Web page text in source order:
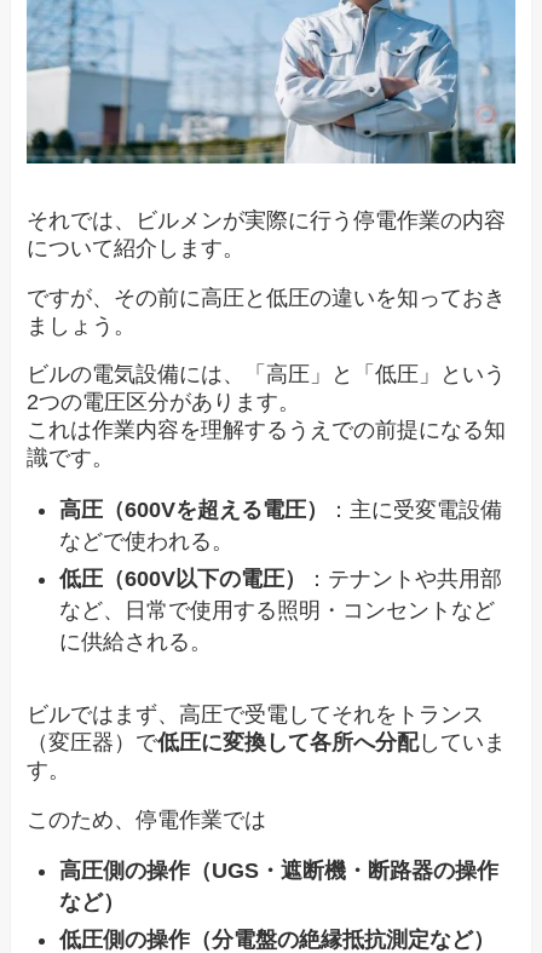
それでは、ビルメンが実際に行う停電作業の内容
について紹介します。
ですが、その前に高圧と低圧の違いを知っておき
ましょう。
ビルの電気設備には、「高圧」と「低圧」という
2つの電圧区分があります。
これは作業内容を理解するうえでの前提になる知
識です。
高圧（600Vを超える電圧）
：主に受変電設備
などで使われる。
低圧（600V以下の電圧）
：テナントや共用部
など、日常で使用する照明・コンセントなど
に供給される。
ビルではまず、高圧で受電してそれをトランス
（変圧器）で低圧に変換して各所へ分配していま
す。
このため、停電作業では
高圧側の操作（UGS・遮断機・断路器の操作
など）
低圧側の操作（分電盤の絶縁抵抗測定など）